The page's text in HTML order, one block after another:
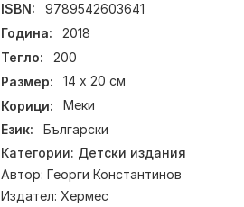
ISBN:
9789542603641
Година:
2018
Тегло:
200
Размер:
14 х 20 см
Корици:
Меки
Език:
Български
Категории: Детски издания
Автор: Георги Константинов
Издател: Хермес